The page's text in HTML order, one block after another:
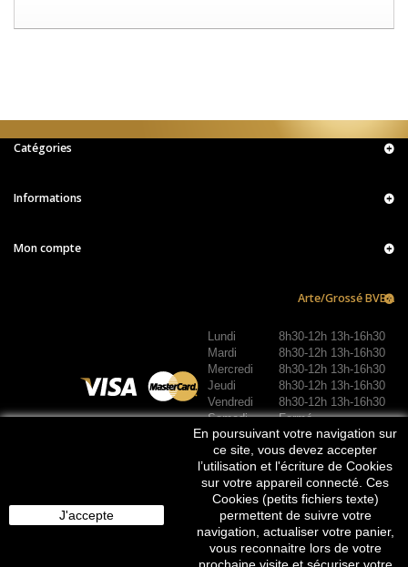
Catégories
Informations
Mon compte
Arte/Grossé BVBA
Lundi
Mardi
Mercredi
Jeudi
Vendredi
Samedi
Dimanche
8h30-12h 13h-16h30
8h30-12h 13h-16h30
8h30-12h 13h-16h30
8h30-12h 13h-16h30
8h30-12h 13h-16h30
Fermé
Fermé
J'accepte
En poursuivant votre navigation sur
ce site, vous devez accepter
l’utilisation et l'écriture de Cookies
sur votre appareil connecté. Ces
Cookies (petits fichiers texte)
permettent de suivre votre
navigation, actualiser votre panier,
vous reconnaitre lors de votre